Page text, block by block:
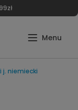
j. niemiecki